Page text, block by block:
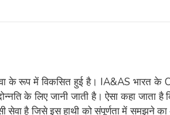
रूप में विकसित हुई है। IA&AS भारत के
के लिए जानी जाती है। ऐसा कहा जाता
है जिसे इस हाथी को संपूर्णता में समझने